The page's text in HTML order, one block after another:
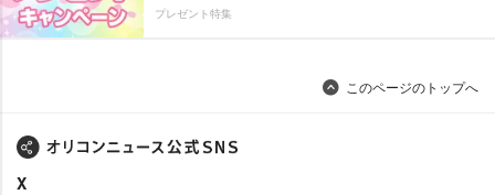
プレゼント特集
このページのトップへ
X